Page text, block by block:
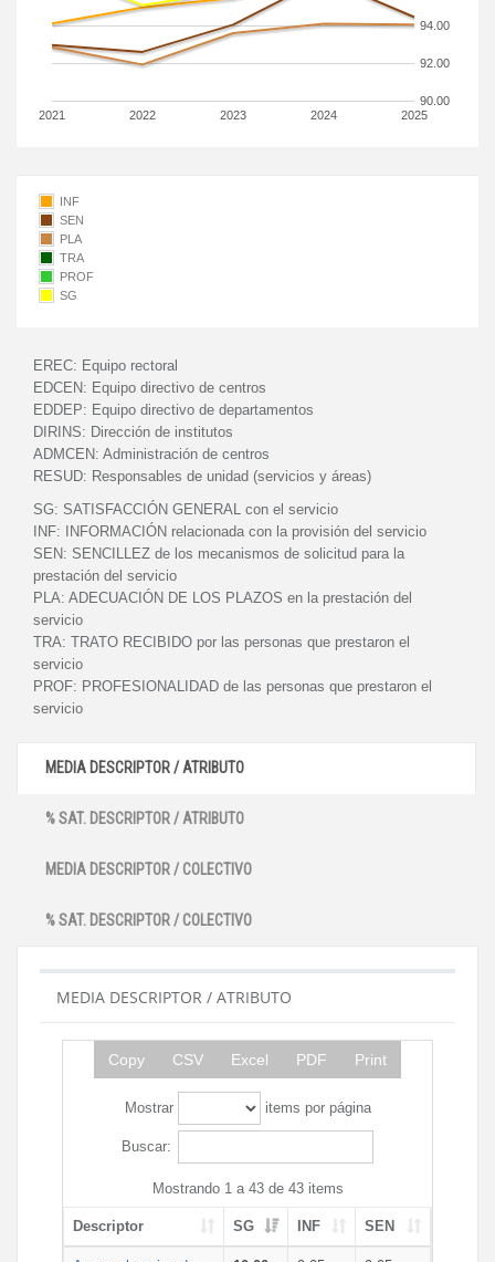
2021 2022 2023 2024 2025
90.00
92.00
94.00
INF
SEN
PLA
TRA
PROF
SG
EREC: Equipo rectoral
EDCEN: Equipo directivo de centros
EDDEP: Equipo directivo de departamentos
DIRINS: Dirección de institutos
ADMCEN: Administración de centros
RESUD: Responsables de unidad (servicios y áreas)
SG: SATISFACCIÓN GENERAL con el servicio
INF:
INFORMACIÓN relacionada con la provisión del servicio
SEN: SENCILLEZ de los mecanismos de solicitud para la
prestación del servicio
PLA: ADECUACIÓN DE LOS PLAZOS en la prestación del
servicio
TRA: TRATO RECIBIDO por las personas que prestaron el
servicio
PROF: PROFESIONALIDAD de las personas que prestaron el
servicio
MEDIA DESCRIPTOR / ATRIBUTO
% SAT. DESCRIPTOR / ATRIBUTO
MEDIA DESCRIPTOR / COLECTIVO
% SAT. DESCRIPTOR / COLECTIVO
MEDIA DESCRIPTOR / ATRIBUTO
Copy CSV Excel PDF Print
Mostrar items por página
Buscar:
Mostrando 1 a 43 de 43 items
Descriptor SG INF SEN